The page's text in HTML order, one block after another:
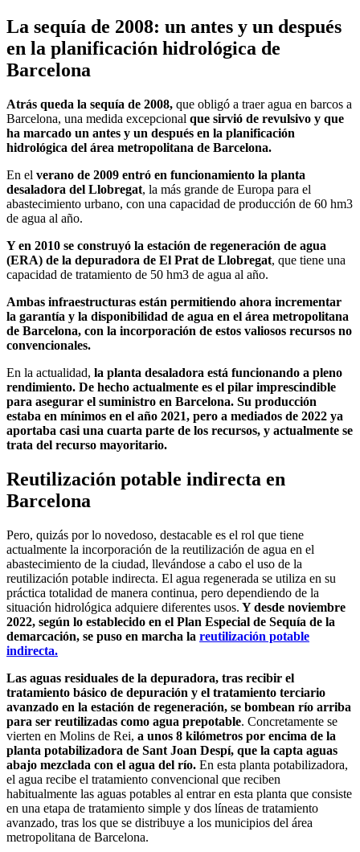
La sequía de 2008: un antes y un después
en la planificación hidrológica de
Barcelona
Atrás queda la sequía de 2008, que obligó a traer agua en barcos a
Barcelona, una medida excepcional que sirvió de revulsivo y que
ha marcado un antes y un después en la planificación
hidrológica del área metropolitana de Barcelona.
En el verano de 2009 entró en funcionamiento la planta
desaladora del Llobregat, la más grande de Europa para el
abastecimiento urbano, con una capacidad de producción de 60 hm3
de agua al año.
Y en 2010 se construyó la estación de regeneración de agua
(ERA) de la depuradora de El Prat de Llobregat, que tiene una
capacidad de tratamiento de 50 hm3 de agua al año.
Ambas infraestructuras están permitiendo ahora incrementar
la garantía y la disponibilidad de agua en el área metropolitana
de Barcelona, con la incorporación de estos valiosos recursos no
convencionales.
En la actualidad, la planta desaladora está funcionando a pleno
rendimiento. De hecho actualmente es el pilar imprescindible
para asegurar el suministro en Barcelona. Su producción
estaba en mínimos en el año 2021, pero a mediados de 2022 ya
aportaba casi una cuarta parte de los recursos, y actualmente se
trata del recurso mayoritario.
Reutilización potable indirecta en
Barcelona
Pero, quizás por lo novedoso, destacable es el rol que tiene
actualmente la incorporación de la reutilización de agua en el
abastecimiento de la ciudad, llevándose a cabo el uso de la
reutilización potable indirecta. El agua regenerada se utiliza en su
práctica totalidad de manera continua, pero dependiendo de la
situación hidrológica adquiere diferentes usos. Y desde noviembre
2022, según lo establecido en el Plan Especial de Sequía de la
demarcación, se puso en marcha la reutilización potable
indirecta.
Las aguas residuales de la depuradora, tras recibir el
tratamiento básico de depuración y el tratamiento terciario
avanzado en la estación de regeneración, se bombean río arriba
para ser reutilizadas como agua prepotable. Concretamente se
vierten en Molins de Rei, a unos 8 kilómetros por encima de la
planta potabilizadora de Sant Joan Despí, que la capta aguas
abajo mezclada con el agua del río. En esta planta potabilizadora,
el agua recibe el tratamiento convencional que reciben
habitualmente las aguas potables al entrar en esta planta que consiste
en una etapa de tratamiento simple y dos líneas de tratamiento
avanzado, tras los que se distribuye a los municipios del área
metropolitana de Barcelona.